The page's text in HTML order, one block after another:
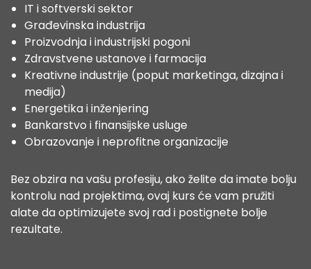
IT i softverski sektor
Građevinska industrija
Proizvodnja i industrijski pogoni
Zdravstvene ustanove i farmacija
Kreativne industrije (poput marketinga, dizajna i
medija)
Energetika i inženjering
Bankarstvo i finansijske usluge
Obrazovanje i neprofitne organizacije
Bez obzira na vašu profesiju, ako želite da imate bolju
kontrolu nad projektima, ovaj kurs će vam pružiti
alate da optimizujete svoj rad i postignete bolje
rezultate.